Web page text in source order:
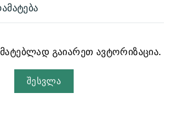
გაიარეთ ავტორიზაცია.
შესვლა